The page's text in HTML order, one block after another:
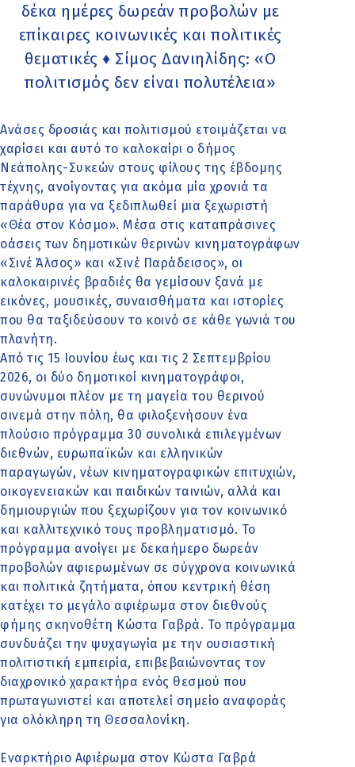
δέκα ημέρες δωρεάν προβολών με
επίκαιρες κοινωνικές και πολιτικές
θεματικές ♦ Σίμος Δανιηλίδης: «Ο
πολιτισμός δεν είναι πολυτέλεια»
Ανάσες δροσιάς και πολιτισμού ετοιμάζεται να
χαρίσει και αυτό το καλοκαίρι ο δήμος
Νεάπολης-Συκεών στους φίλους της έβδομης
τέχνης, ανοίγοντας για ακόμα μία χρονιά τα
παράθυρα για να ξεδιπλωθεί μια ξεχωριστή
«Θέα στον Κόσμο». Μέσα στις καταπράσινες
οάσεις των δημοτικών θερινών κινηματογράφων
«Σινέ Άλσος» και «Σινέ Παράδεισος», οι
καλοκαιρινές βραδιές θα γεμίσουν ξανά με
εικόνες, μουσικές, συναισθήματα και ιστορίες
που θα ταξιδεύσουν το κοινό σε κάθε γωνιά του
πλανήτη.
Από τις 15 Ιουνίου έως και τις 2 Σεπτεμβρίου
2026, οι δύο δημοτικοί κινηματογράφοι,
συνώνυμοι πλέον με τη μαγεία του θερινού
σινεμά στην πόλη, θα φιλοξενήσουν ένα
πλούσιο πρόγραμμα 30 συνολικά επιλεγμένων
διεθνών, ευρωπαϊκών και ελληνικών
παραγωγών, νέων κινηματογραφικών επιτυχιών,
οικογενειακών και παιδικών ταινιών, αλλά και
δημιουργιών που ξεχωρίζουν για τον κοινωνικό
και καλλιτεχνικό τους προβληματισμό. Το
πρόγραμμα ανοίγει με δεκαήμερο δωρεάν
προβολών αφιερωμένων σε σύγχρονα κοινωνικά
και πολιτικά ζητήματα, όπου κεντρική θέση
κατέχει το μεγάλο αφιέρωμα στον διεθνούς
φήμης σκηνοθέτη Κώστα Γαβρά. Το πρόγραμμα
συνδυάζει την ψυχαγωγία με την ουσιαστική
πολιτιστική εμπειρία, επιβεβαιώνοντας τον
διαχρονικό χαρακτήρα ενός θεσμού που
πρωταγωνιστεί και αποτελεί σημείο αναφοράς
για ολόκληρη τη Θεσσαλονίκη.
Εναρκτήριο Αφιέρωμα στον Κώστα Γαβρά